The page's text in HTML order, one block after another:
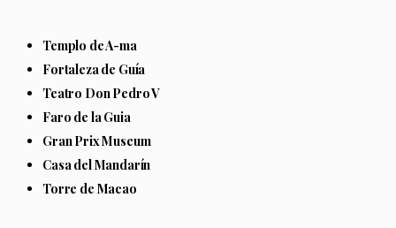
Templo de A-ma
Fortaleza de Guía
Teatro Don Pedro V
Faro de la Guia
Gran Prix Museum
Casa del Mandarín
Torre de Macao